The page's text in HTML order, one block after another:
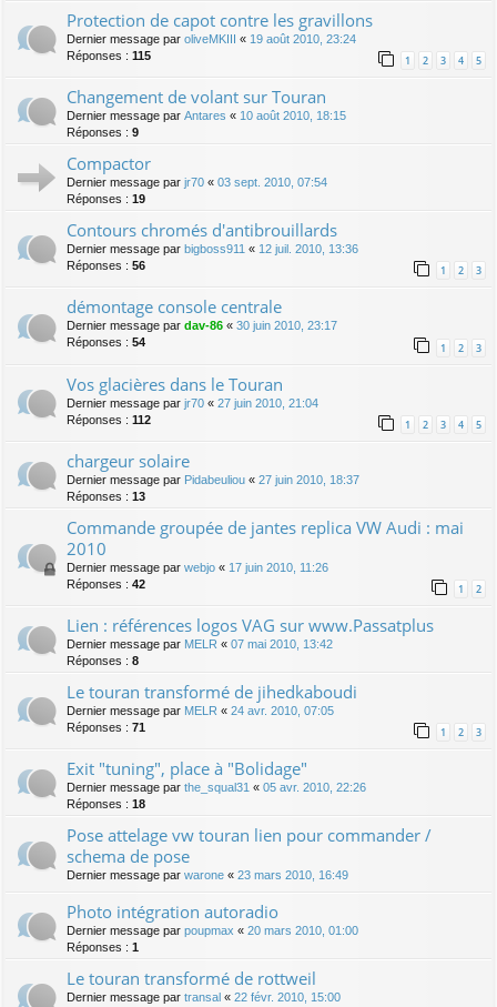
Protection de capot contre les gravillons
Dernier message par oliveMKIII « 19 août 2010, 23:24
Réponses : 115 1 2 3 4 5
Changement de volant sur Touran
Dernier message par Antares « 10 août 2010, 18:15
Réponses : 9
Compactor
Dernier message par jr70 « 03 sept. 2010, 07:54
Réponses : 19
Contours chromés d'antibrouillards
Dernier message par bigboss911 « 12 juil. 2010, 13:36
Réponses : 56 1 2 3
démontage console centrale
Dernier message par dav-86 « 30 juin 2010, 23:17
Réponses : 54 1 2 3
Vos glacières dans le Touran
Dernier message par jr70 « 27 juin 2010, 21:04
Réponses : 112 1 2 3 4 5
chargeur solaire
Dernier message par Pidabeuliou « 27 juin 2010, 18:37
Réponses : 13
Commande groupée de jantes replica VW Audi : mai
2010
Dernier message par webjo « 17 juin 2010, 11:26
Réponses : 42 1 2
Lien : références logos VAG sur www.Passatplus
Dernier message par MELR « 07 mai 2010, 13:42
Réponses : 8
Le touran transformé de jihedkaboudi
Dernier message par MELR « 24 avr. 2010, 07:05
Réponses : 71 1 2 3
Exit "tuning", place à "Bolidage"
Dernier message par the_squal31 « 05 avr. 2010, 22:26
Réponses : 18
Pose attelage vw touran lien pour commander /
schema de pose
Dernier message par warone « 23 mars 2010, 16:49
Photo intégration autoradio
Dernier message par poupmax « 20 mars 2010, 01:00
Réponses : 1
Le touran transformé de rottweil
Dernier message par transal « 22 févr. 2010, 15:00